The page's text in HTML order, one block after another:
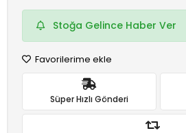
Stoğa Gelince Haber Ver
Favorilerime ekle
Süper Hızlı Gönderi